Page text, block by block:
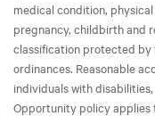
medical condition,
pregnancy, childbirth and
classification protected by
ordinances. Reasonable
individuals with
Opportunity policy